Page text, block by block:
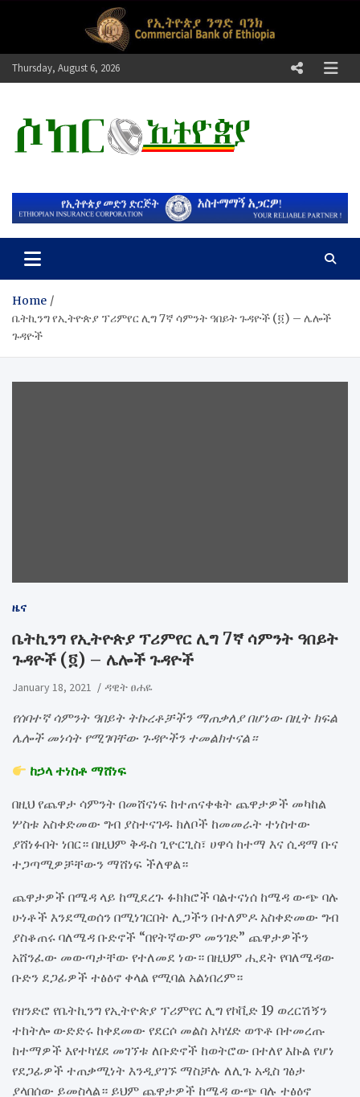
Thursday, August 6, 2026
ሶከር ኢትዮጵያ
Home
ቤትኪንግ የኢትዮጵያ ፕሪምየር ሊግ 7ኛ ሳምንት ዓበይት ጉዳዮች (፬) – ሌሎች
ጉዳዮች
ዜና
ቤትኪንግ የኢትዮጵያ ፕሪምየር ሊግ 7ኛ ሳምንት ዓበይት
ጉዳዮች (፬) – ሌሎች ጉዳዮች
January 18, 2021 ዳዊት ፀሐዬ
የሰባተኛ ሳምንት ዓበይት ትኩረቶቻችን ማጠቃለያ በሆነው በዚት ክፍል
ሌሎች መነሳት የሚገባቸው ጉዳዮችን ተመልክተናል።
ከኃላ ተነስቶ ማሸነፍ
በዚህ የጨዋታ ሳምንት በመሸናነፍ ከተጠናቀቁት ጨዋታዎች መካከል
ሦስቱ አስቀድመው ግብ ያስተናገዱ ክለቦች ከመመራት ተነስተው
ያሸነፉበት ነበር። በዚህም ቅዱስ ጊዮርጊስ፣ ሀዋሳ ከተማ እና ሲዳማ ቡና
ተጋጣሚዎቻቸውን ማሸነፍ ችለዋል።
ጨዋታዎች በሜዳ ላይ ከሚደረጉ ፉክክሮች ባልተናነሰ ከሜዳ ውጭ ባሉ
ሁነቶች እንደሚወሰን በሚነገርበት ሊጋችን በተለምዶ አስቀድመው ግብ
ያስቆጠሩ ባለሜዳ ቡድኖች “በየትኛውም መንገድ” ጨዋታዎችን
አሸንፈው መውጣታቸው የተለመደ ነው። በዚህም ሒደት የባለሜዳው
ቡድን ደጋፊዎች ተፅዕኖ ቀላል የሚባል አልነበረም።
የዘንድሮ የቤትኪንግ የኢትዮጵያ ፕሪምየር ሊግ የኮቪድ 19 ወረርሽኝን
ተከትሎ ውድድሩ ከቀደመው የደርሶ መልስ አካሄድ ወጥቶ በተመረጡ
ከተማዎች እየተካሄደ መገኘቱ ለቡድኖች ከወትሮው በተለየ እኩል የሆነ
የደጋፊዎች ተጠቃሚነት እንዲያገኙ ማስቻሉ ለሊጉ አዲስ ገፅታ
ያላበሰው ይመስላል። ይህም ጨዋታዎች ከሜዳ ውጭ ባሉ ተፅዕኖ